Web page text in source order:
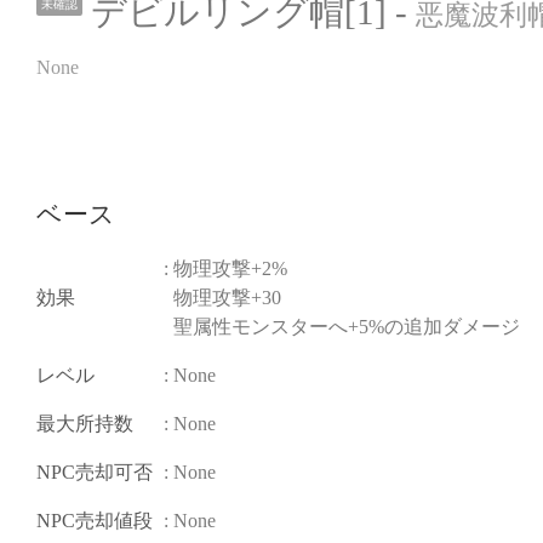
未確認 デビルリング帽[1] - 恶魔波利
None
ベース
効果
: 物理攻撃+2%
物理攻撃+30
聖属性モンスターへ+5%の追加ダメージ
レベル : None
最大所持数 : None
NPC売却可否 : None
NPC売却値段 : None